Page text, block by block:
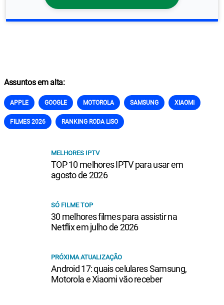
Assuntos em alta:
APPLE GOOGLE MOTOROLA SAMSUNG XIAOMI
FILMES 2026 RANKING RODA LISO
MELHORES IPTV
TOP 10 melhores IPTV para usar em
agosto de 2026
SÓ FILME TOP
30 melhores filmes para assistir na
Netflix em julho de 2026
PRÓXIMA ATUALIZAÇÃO
Android 17: quais celulares Samsung,
Motorola e Xiaomi vão receber